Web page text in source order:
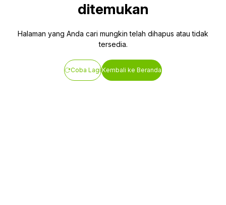
ditemukan
Halaman yang Anda cari mungkin telah dihapus atau tidak
tersedia.
Coba LagiKembali ke Beranda